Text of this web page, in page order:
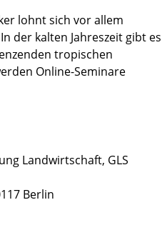
lohnt sich vor allem
der kalten Jahreszeit gibt es
tropischen
Online-Seminare
Landwirtschaft, GLS
Berlin